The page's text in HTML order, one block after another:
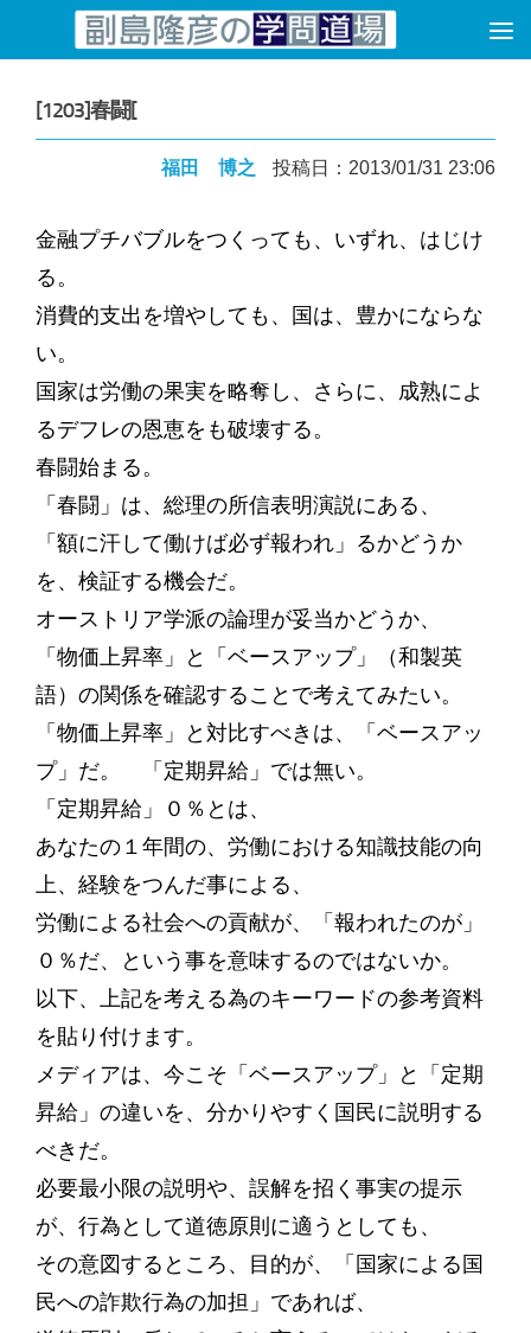
コンテンツへスキップ
[1203]春闘[
福田 博之 投稿日：2013/01/31 23:06
金融プチバブルをつくっても、いずれ、はじけ
る。
消費的支出を増やしても、国は、豊かにならな
い。
国家は労働の果実を略奪し、さらに、成熟によ
るデフレの恩恵をも破壊する。
春闘始まる。
「春闘」は、総理の所信表明演説にある、
「額に汗して働けば必ず報われ」るかどうか
を、検証する機会だ。
オーストリア学派の論理が妥当かどうか、
「物価上昇率」と「ベースアップ」（和製英
語）の関係を確認することで考えてみたい。
「物価上昇率」と対比すべきは、「ベースアッ
プ」だ。 「定期昇給」では無い。
「定期昇給」０％とは、
あなたの１年間の、労働における知識技能の向
上、経験をつんだ事による、
労働による社会への貢献が、「報われたのが」
０％だ、という事を意味するのではないか。
以下、上記を考える為のキーワードの参考資料
を貼り付けます。
メディアは、今こそ「ベースアップ」と「定期
昇給」の違いを、分かりやすく国民に説明する
べきだ。
必要最小限の説明や、誤解を招く事実の提示
が、行為として道徳原則に適うとしても、
その意図するところ、目的が、「国家による国
民への詐欺行為の加担」であれば、